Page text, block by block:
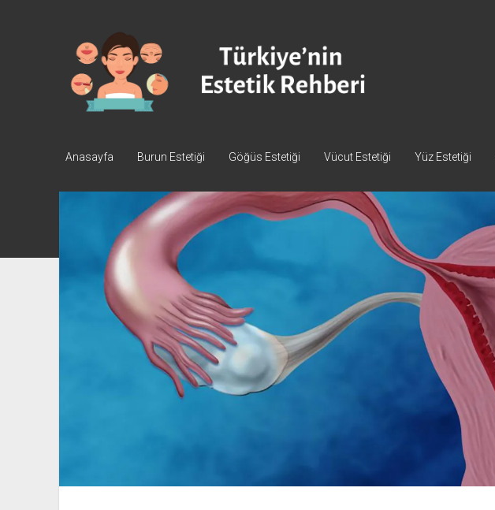
Türkiye'nin
Estetik
Rehberi
Anasayfa Burun Estetiği Göğüs Estetiği Vücut Estetiği Yüz Estetiği